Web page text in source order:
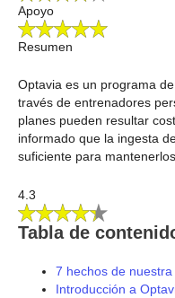
Apoyo
Resumen
Optavia es un programa
través de entrenadores
planes pueden resultar
informado que la ingesta
suficiente para
4.3
Tabla de
7 hechos de
Introducción a